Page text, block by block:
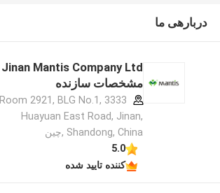
دربارهی ما
Jinan Mantis Company Ltd
مشخصات سازنده
Room 2921, BLG No.1, 3333
Huayuan East Road, Jinan,
Shandong, China ,چین
5.0
کننده تایید شده